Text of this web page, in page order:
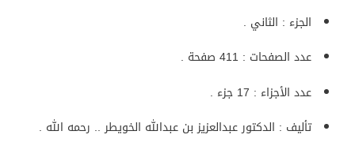
الجزء : الثاني .
عدد الصفحات : 411 صفحة .
عدد الأجزاء : 17 جزء .
تأليف : الدكتور عبدالعزيز بن عبدالله الخويطر .. رحمه الله .